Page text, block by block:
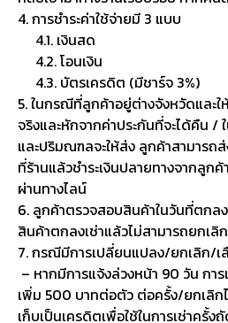
4. การชำระค่าใช้จ่ายมี 3 แบบ
4.1. เงินสด
4.2. โอนเงิน
4.3. บัตรเครดิต (มีชาร์จ 3%)
5. ในกรณีที่ลูกค้าอยู่ต่างจังหวัดและใ
จริงและหักจากค่าประกันที่จะได้คืน
และปริมณฑลจะให้ส่ง ลูกค้าสามารถส่
ที่ร้านแล้วชำระเงินปลายทางจากลู
ผ่านทางไลน์
6. ลูกค้าตรวจสอบสินค้าในวันที่ตกลง
สินค้าตกลงเช่าแล้วไม่สามารถยกเ
7. กรณีมีการเปลี่ยนแปลง/ยกเลิก/เ
– หากมีการแจ้งล่วงหน้า 90 วัน กา
เพิ่ม 500 บาทต่อตัว ต่อครั้ง/ยกเลิก
เก็บเป็นเครดิตเพื่อใช้ในการเช่าครั้